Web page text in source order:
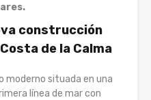
construcción
de la Calma
moderno situada en una
línea de mar con